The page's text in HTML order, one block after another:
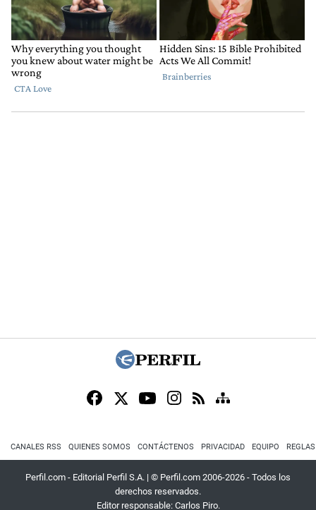
CANALES RSS QUIENES SOMOS CONTÁCTENOS PRIVACIDAD EQUIPO
Perfil.com - Editorial Perfil S.A. | © Perfil.com 2006-2026 - Todos los
derechos reservados.
Editor responsable: Carlos Piro.